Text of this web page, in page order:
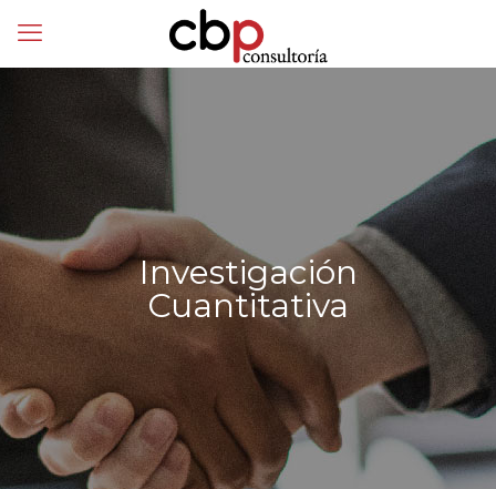
Investigación
Cuantitativa